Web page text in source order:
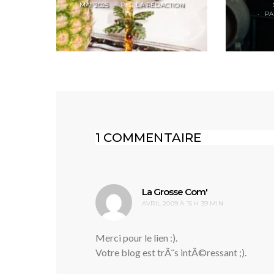
POSTED
ON
MAI 2025 PAR LA RÉDACTION
1 COMMENTAIRE
La Grosse Com'
AVRIL 2009 À 15 H 39 MIN
Merci pour le lien :).
Votre blog est trÃ¨s intÃ©ressant ;).